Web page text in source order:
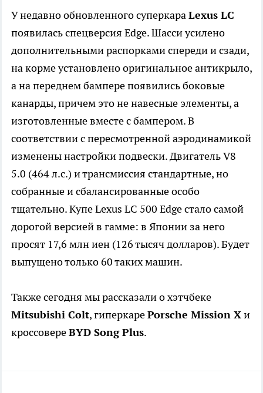
У недавно обновленного суперкараLexus LC
появилась спецверсия Edge. Шасси усилено
дополнительными распорками спереди и сзади,
на корме установлено оригинальное антикрыло,
а на переднем бампере появились боковые
канарды, причем это не навесные элементы, а
изготовленные вместе с бампером. В
соответствии с пересмотренной аэродинамикой
изменены настройки подвески. Двигатель V8
5.0 (464 л.с.) и трансмиссия стандартные, но
собранные и сбалансированные особо
тщательно. Купе Lexus LC 500 Edge стало самой
дорогой версией в гамме: в Японии за него
просят 17,6 млн иен (126 тысяч долларов). Будет
выпущено только 60 таких машин.
Также сегодня мы рассказали о хэтчбеке
Mitsubishi Colt, гиперкареPorsche Mission Xи
кроссовереBYD Song Plus.